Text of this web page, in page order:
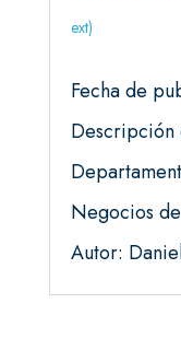
ext)
Fecha de
Descripción
Negocios
Autor: